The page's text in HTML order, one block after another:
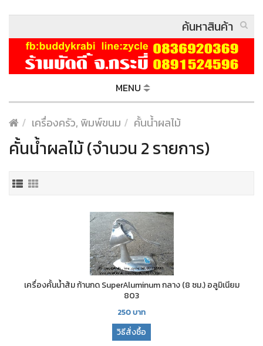
MENU
เครื่องครัว, พิมพ์ขนม คั้นน้ำผลไม้
คั้นน้ำผลไม้ (จำนวน 2 รายการ)
เครื่องคั้นน้ำส้ม ก้านกด SuperAluminum กลาง (8 ซม.) อลูมิเนียม
803
250บาท
วิธีสั่งซื้อ